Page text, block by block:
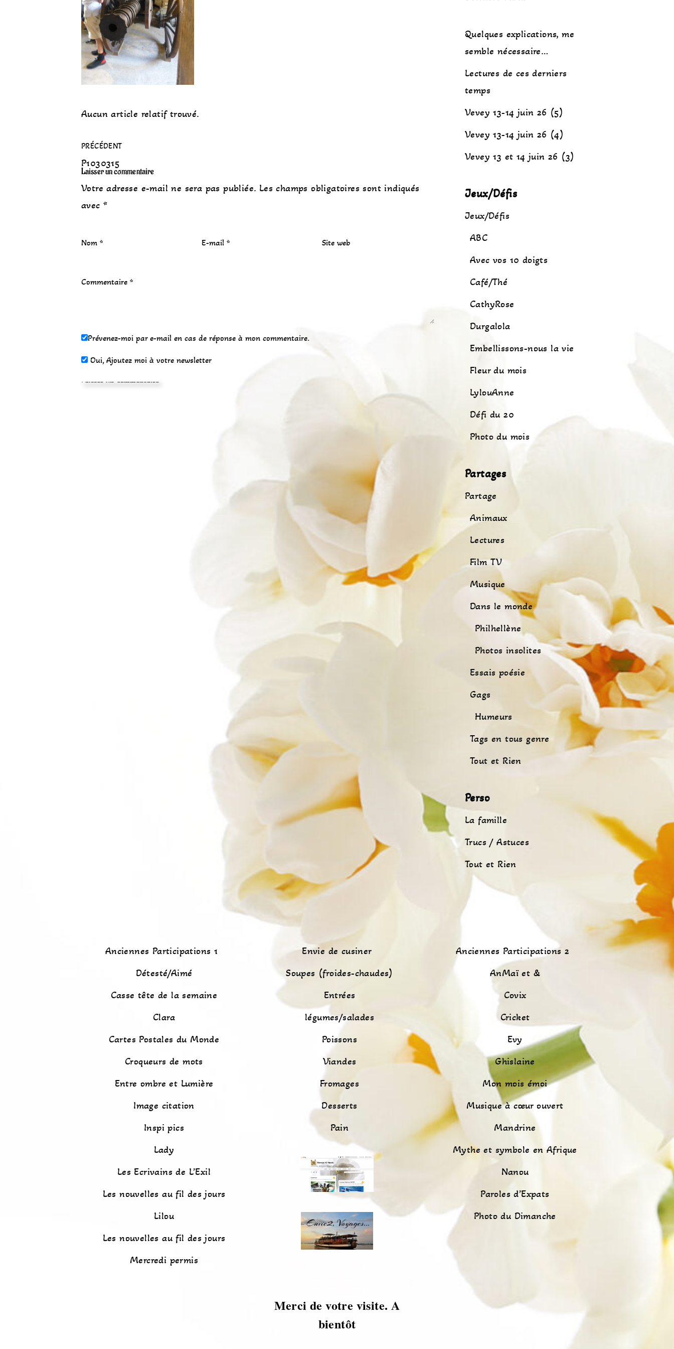
Aucun article relatif trouvé.
PRÉCÉDENT
P1030315
Laisser un commentaire
Votre adresse e-mail ne sera pas publiée. Les champs obligatoires sont indiqués
avec *
Nom * E-mail * Site web
Commentaire *
Prévenez-moi par e-mail en cas de réponse à mon commentaire.
Oui, Ajoutez moi à votre newsletter
Quelques explications, me
semble nécessaire…
Lectures de ces derniers
temps
Vevey 13-14 juin 26 (5)
Vevey 13-14 juin 26 (4)
Vevey 13 et 14 juin 26 (3)
Jeux/Défis
Jeux/Défis
ABC
Avec vos 10 doigts
Café/Thé
CathyRose
Durgalola
Embellissons-nous la vie
Fleur du mois
LylouAnne
Défi du 20
Photo du mois
Partages
Partage
Animaux
Lectures
Film TV
Musique
Dans le monde
Philhellène
Photos insolites
Essais poésie
Gags
Humeurs
Tags en tous genre
Tout et Rien
Perso
La famille
Trucs / Astuces
Tout et Rien
Anciennes Participations 1
Détesté/Aimé
Casse tête de la semaine
Clara
Cartes Postales du Monde
Croqueurs de mots
Entre ombre et Lumière
Image citation
Inspi pics
Lady
Les Ecrivains de L’Exil
Les nouvelles au fil des jours
Lilou
Les nouvelles au fil des jours
Mercredi permis
Envie de cusiner
Soupes (froides-chaudes)
Entrées
légumes/salades
Poissons
Viandes
Fromages
Desserts
Pain
Anciennes Participations 2
AnMaï et &
Covix
Cricket
Evy
Ghislaine
Mon mois émoi
Musique à cœur ouvert
Mandrine
Mythe et symbole en Afrique
Nanou
Paroles d’Expats
Photo du Dimanche
Merci de votre visite. A
bientôt